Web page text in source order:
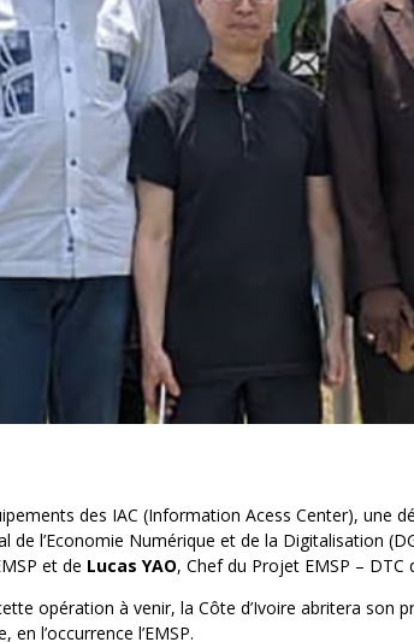
des IAC (Information Acess Center), une
de l’Economie Numérique et de la Digitalisation
et de Lucas YAO, Chef du Projet EMSP –
opération à venir, la Côte d’Ivoire abritera son
l’occurrence l’EMSP.